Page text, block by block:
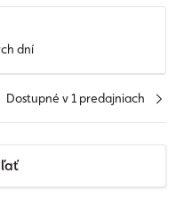
dní
Dostupné v 1 predajniach